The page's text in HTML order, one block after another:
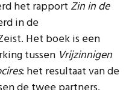
het rapport Zin in de
in de
Het boek is een
tussen Vrijzinnigen
: het resultaat van de